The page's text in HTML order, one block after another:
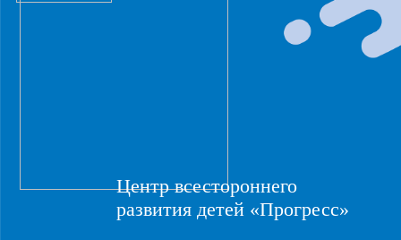
Центр всестороннего
развития детей «Прогресс»